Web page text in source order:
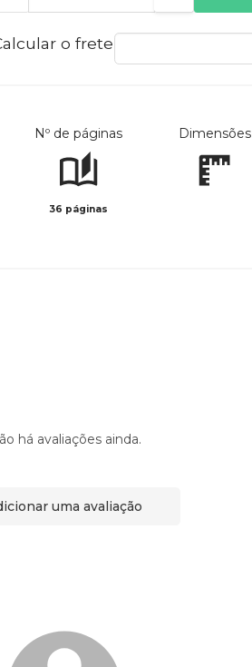
o frete
Nº de páginas
36 páginas
Dimensões
há avaliações ainda.
uma avaliação